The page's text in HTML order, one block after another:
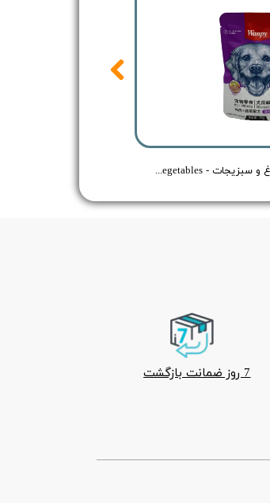
پوچ سگ ونپی با طعم مرغ و سبزیجات - Wanpy Dog Treat Chicken & Vegetables - وزن 80 گرم
7 روز ضمانت بازگشت